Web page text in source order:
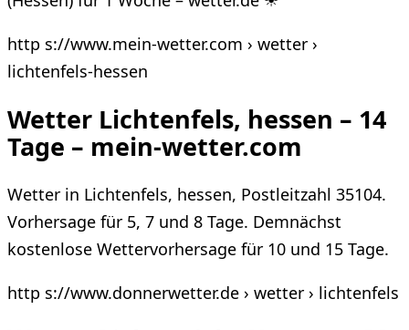
http s://www.mein-wetter.com › wetter ›
lichtenfels-hessen
Wetter Lichtenfels, hessen – 14
Tage – mein-wetter.com
Wetter in Lichtenfels, hessen, Postleitzahl 35104.
Vorhersage für 5, 7 und 8 Tage. Demnächst
kostenlose Wettervorhersage für 10 und 15 Tage.
http s://www.donnerwetter.de › wetter › lichtenfels